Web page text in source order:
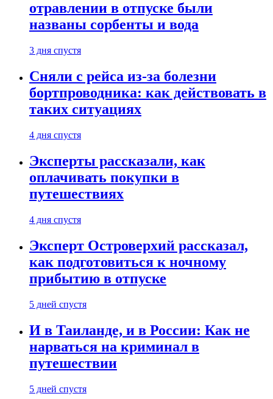
отравлении в отпуске были
названы сорбенты и вода
3 дня спустя
Сняли с рейса из-за болезни
бортпроводника: как действовать в
таких ситуациях
4 дня спустя
Эксперты рассказали, как
оплачивать покупки в
путешествиях
4 дня спустя
Эксперт Островерхий рассказал,
как подготовиться к ночному
прибытию в отпуске
5 дней спустя
И в Таиланде, и в России: Как не
нарваться на криминал в
путешествии
5 дней спустя